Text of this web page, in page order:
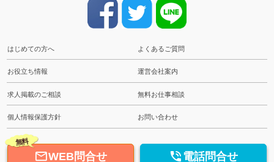
はじめての方へ よくあるご質問
お役立ち情報 運営会社案内
求人掲載のご相談 無料お仕事相談
個人情報保護方針 お問い合わせ
無料
WEB問合せ  電話問合せ